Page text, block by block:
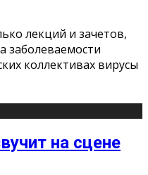
лекций и зачетов,
заболеваемости
коллективах вирусы
на сцене